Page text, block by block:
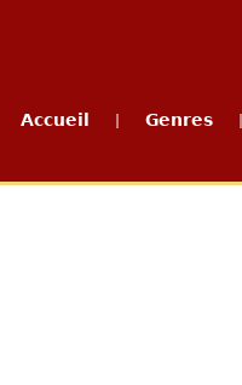
Accueil Genres